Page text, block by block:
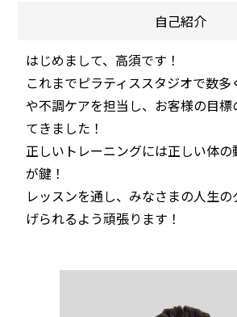
自己紹介
はじめまして、高須です！
これまでピラティススタジオで数
や不調ケアを担当し、お客様の目標
てきました！
正しいトレーニングには正しい体の
が鍵！
レッスンを通し、みなさまの人生
げられるよう頑張ります！